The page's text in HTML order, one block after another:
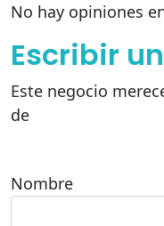
No hay opiniones
Escribir
Este negocio
de
Nombre